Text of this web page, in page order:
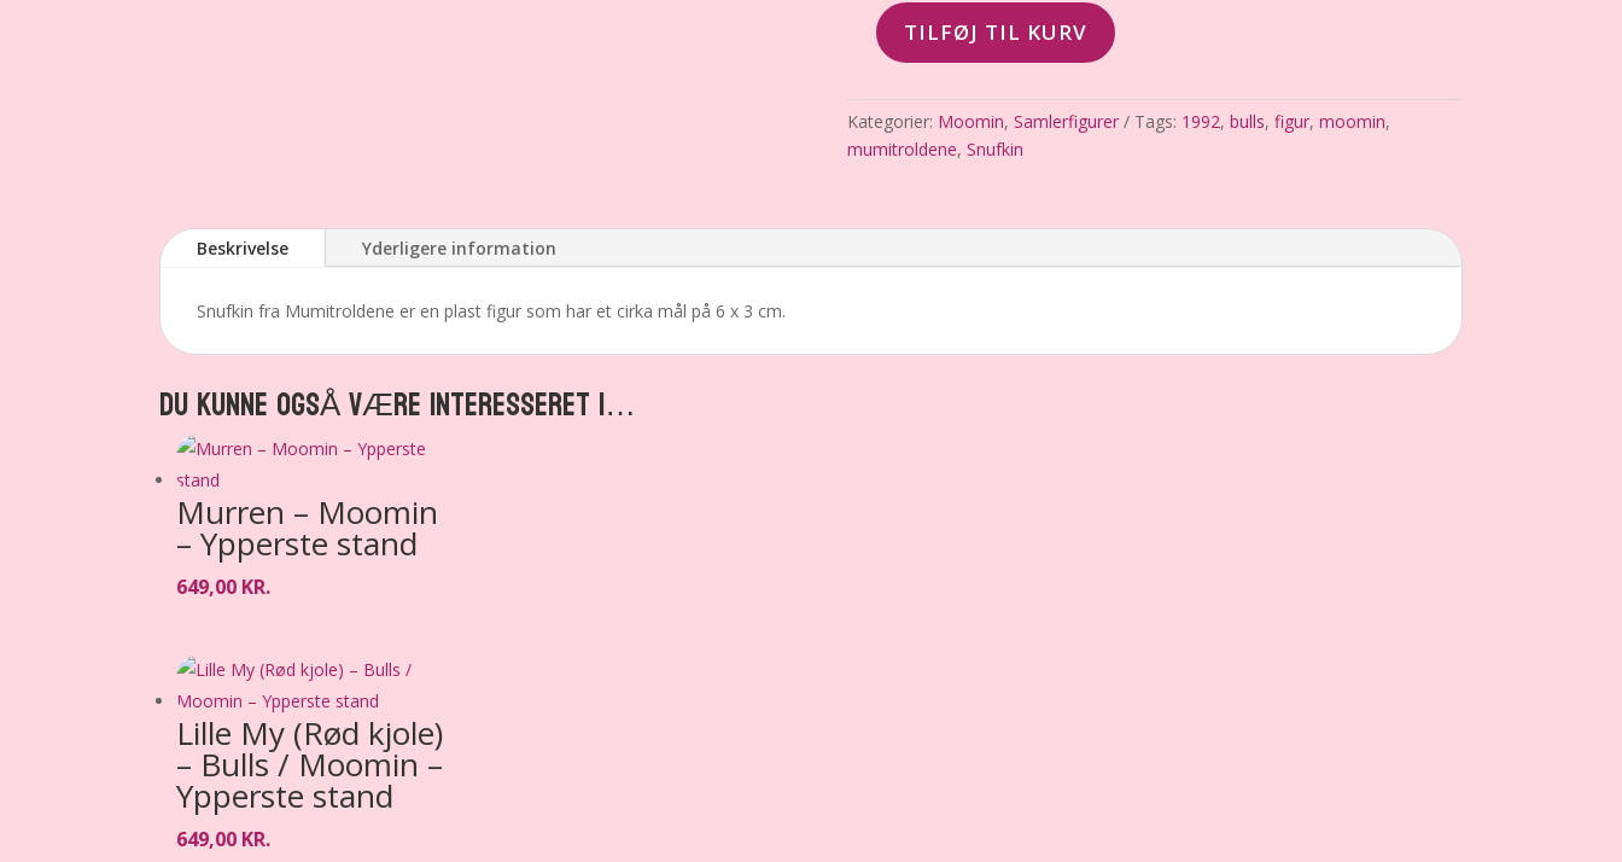
Snufkin,
Moomin,
Bulls,
1992,
TILFØJ TIL KURV
Kategorier: Moomin, Samlerfigurer Tags: 1992, bulls, figur, moomin,
mumitroldene, Snufkin
Beskrivelse Yderligere information
Snufkin fra Mumitroldene er en plast figur som har et cirka mål på 6 x 3 cm.
DU KUNNE OGSÅ VÆRE INTERESSERET I…
Murren – Moomin
– Ypperste stand
649,00 KR.
Lille My (Rød kjole)
– Bulls / Moomin –
Ypperste stand
649,00 KR.